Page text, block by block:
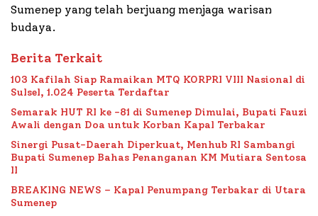
Sumenep yang telah berjuang menjaga warisan
budaya.
Berita Terkait
103 Kafilah Siap Ramaikan MTQ KORPRI VIII Nasional di
Sulsel, 1.024 Peserta Terdaftar
Semarak HUT RI ke -81 di Sumenep Dimulai, Bupati Fauzi
Awali dengan Doa untuk Korban Kapal Terbakar
Sinergi Pusat-Daerah Diperkuat, Menhub RI Sambangi
Bupati Sumenep Bahas Penanganan KM Mutiara Sentosa
II
BREAKING NEWS – Kapal Penumpang Terbakar di Utara
Sumenep